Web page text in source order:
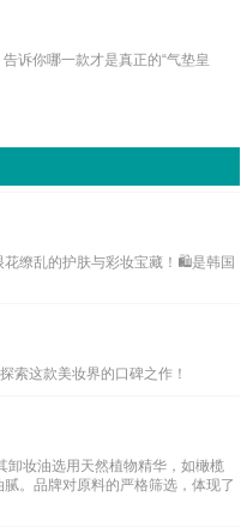
诉你哪一款才是真正的“气垫皇
花缭乱的护肤与彩妆宝藏！🛍️是韩国
索这款美妆界的口碑之作！
卸妆油选用天然植物精华，如橄榄
。品牌对原料的严格筛选，体现了